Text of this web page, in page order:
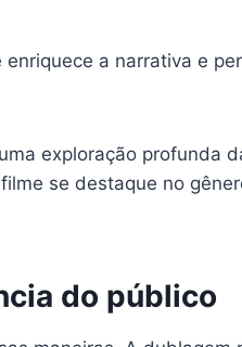
a narrativa e
exploração profunda
se destaque no
do público